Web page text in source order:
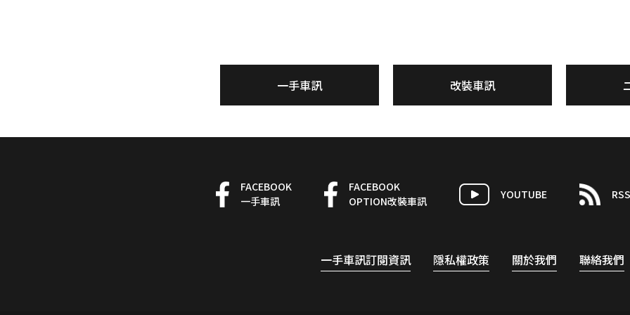
一手車訊 改裝車訊
FACEBOOK
一手車訊
FACEBOOK
OPTION改裝車訊
YOUTUBE RSS
一手車訊訂閱資訊 隱私權政策 關於我們 聯絡我們